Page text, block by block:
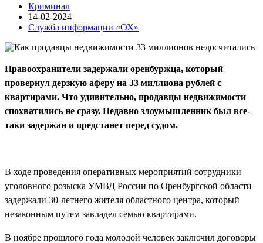
Криминал
14-02-2024
Служба информации «ОХ»
Правоохранители задержали оренбуржца, который
провернул дерзкую аферу на 33 миллиона рублей с
квартирами. Что удивительно, продавцы недвижимости
спохватились не сразу. Недавно злоумышленник был все-
таки задержан и предстанет перед судом.
В ходе проведения оперативных мероприятий сотрудники
уголовного розыска УМВД России по Оренбургской области
задержали 30-летнего жителя областного центра, который
незаконным путем завладел семью квартирами.
В ноябре прошлого года молодой человек заключил договоры